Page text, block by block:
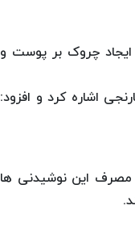
چروک بر پوست و
اشاره کرد و افزود:
مصرف این نوشیدنی ها